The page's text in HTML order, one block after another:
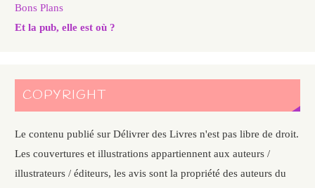
Bons Plans
Et la pub, elle est où ?
COPYRIGHT
Le contenu publié sur Délivrer des Livres n'est pas libre de droit.
Les couvertures et illustrations appartiennent aux auteurs /
illustrateurs / éditeurs, les avis sont la propriété des auteurs du